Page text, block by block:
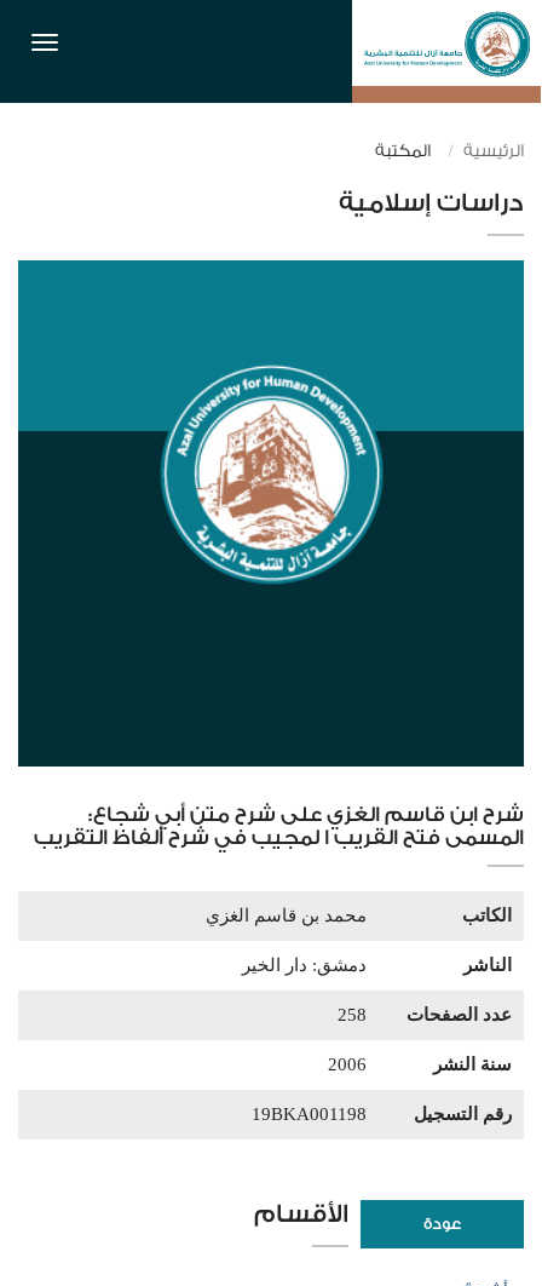
الرئيسية المكتبة
دراسات إسلامية
شرح ابن قاسم الغزي على شرح متن أبي شجاع:
المسمى فتح القريب ا لمجيب في شرح ألفاظ التقريب
الكاتب محمد بن قاسم الغزي
الناشر دمشق: دار الخير
عدد الصفحات 258
سنة النشر 2006
رقم التسجيل 19BKA001198
عودة الأقسام